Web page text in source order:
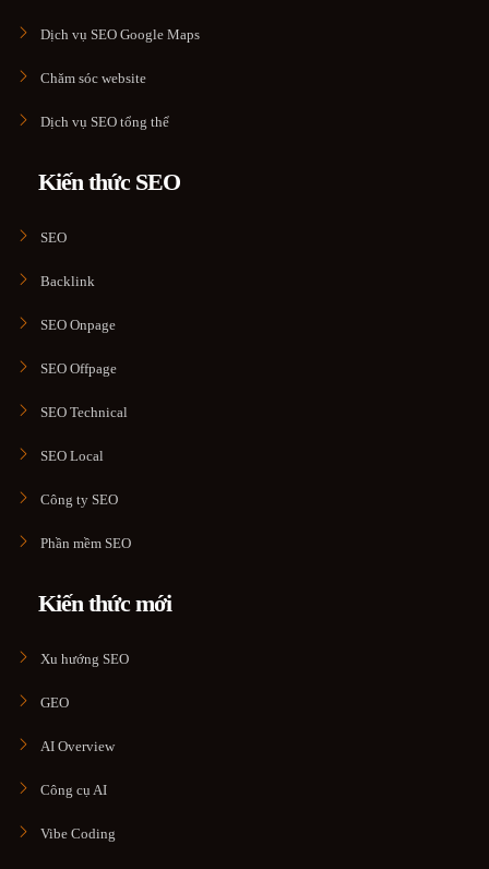
Dịch vụ SEO Google Maps
Chăm sóc website
Dịch vụ SEO tổng thể
Kiến thức SEO
SEO
Backlink
SEO Onpage
SEO Offpage
SEO Technical
SEO Local
Công ty SEO
Phần mềm SEO
Kiến thức mới
Xu hướng SEO
GEO
AI Overview
Công cụ AI
Vibe Coding